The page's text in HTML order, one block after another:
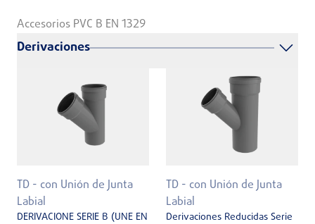
Accesorios PVC B EN 1329
Derivaciones
TD - con Unión de Junta
Labial
DERIVACIONE SERIE B (UNE EN
TD - con Unión de Junta
Labial
Derivaciones Reducidas Serie